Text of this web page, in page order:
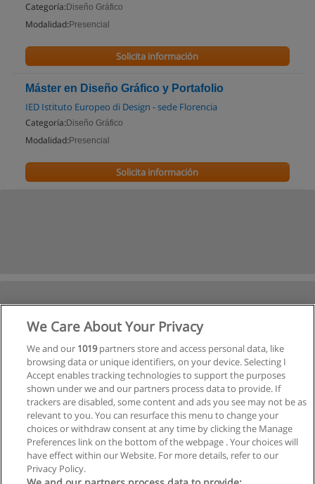
Categoría: Diseño Gráfico
Modalidad: Presencial
Solicita información
Máster en Diseño Gráfico y Portafolio
IED Istituto Europeo di Design - sede Florencia
Categoría: Diseño Gráfico
Modalidad: Presencial
Solicita información
We Care About Your Privacy
We and our 1019partners store and access personal data, like
browsing data or unique identifiers, on your device. Selecting I
Accept enables tracking technologies to support the purposes
shown under we and our partners process data to provide. If
trackers are disabled, some content and ads you see may not be as
relevant to you. You can resurface this menu to change your
choices or withdraw consent at any time by clicking the Manage
Preferences link on the bottom of the webpage . Your choices will
have effect within our Website. For more details, refer to our
Privacy Policy.